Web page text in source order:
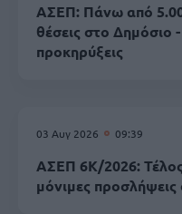
ΑΣΕΠ: Πάνω από
θέσεις στο Δημόσιο
προκηρύξεις
03 Αυγ 2026 09:39
ΑΣΕΠ 6Κ/2026:
μόνιμες